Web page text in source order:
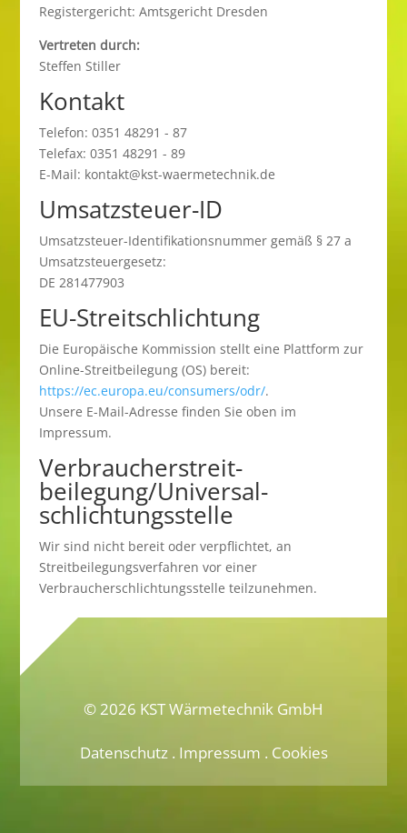
Registergericht: Amtsgericht Dresden
Vertreten durch:
Steffen Stiller
Kontakt
Telefon: 0351 48291 - 87
Telefax: 0351 48291 - 89
E-Mail: kontakt@kst-waermetechnik.de
Umsatzsteuer-ID
Umsatzsteuer-Identifikationsnummer gemäß § 27 a
Umsatzsteuergesetz:
DE 281477903
EU-Streitschlichtung
Die Europäische Kommission stellt eine Plattform zur
Online-Streitbeilegung (OS) bereit:
https://ec.europa.eu/consumers/odr/.
Unsere E-Mail-Adresse finden Sie oben im
Impressum.
Verbraucher­streit­
beilegung/Universal­
schlichtungs­stelle
Wir sind nicht bereit oder verpflichtet, an
Streitbeilegungsverfahren vor einer
Verbraucherschlichtungsstelle teilzunehmen.
© 2026 KST Wärmetechnik GmbH
Datenschutz. Impressum . Cookies